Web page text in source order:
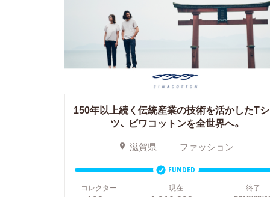
150年以上続く伝統産業の技術を活かしたT
ツ、 ビワコットンを全世界へ。
滋賀県 ファッション
FUNDED
コレクター
現在 終了